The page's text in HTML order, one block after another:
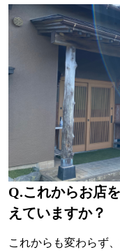
Q.これからお店
えていますか？
これからも変わらず